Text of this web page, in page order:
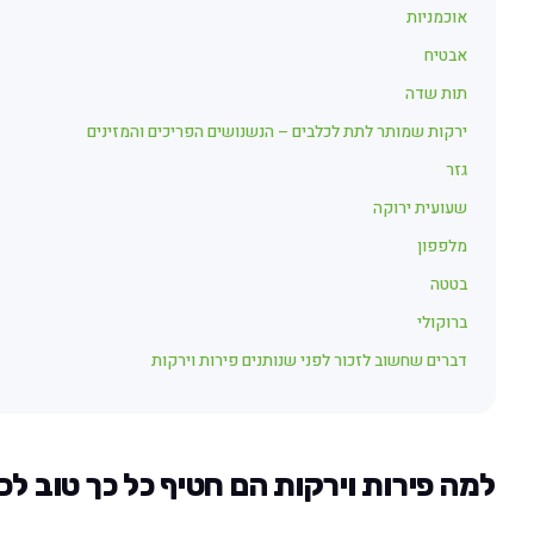
אוכמניות
אבטיח
תות שדה
ירקות שמותר לתת לכלבים – הנשנושים הפריכים והמזינים
גזר
שעועית ירוקה
מלפפון
בטטה
ברוקולי
דברים שחשוב לזכור לפני שנותנים פירות וירקות
למה פירות וירקות הם חטיף כל כך טוב